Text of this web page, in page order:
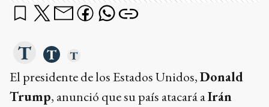
El presidente de los Estados Unidos,Donald
Trump, anunció que su país atacará aIrán